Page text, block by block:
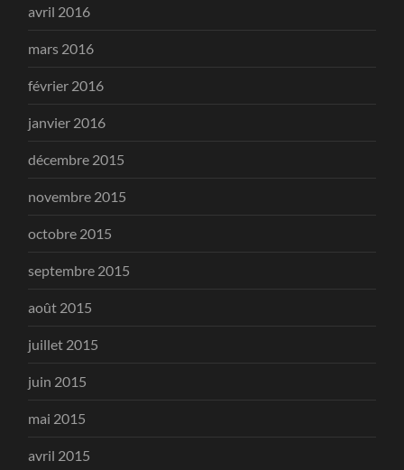
avril 2016
mars 2016
février 2016
janvier 2016
décembre 2015
novembre 2015
octobre 2015
septembre 2015
août 2015
juillet 2015
juin 2015
mai 2015
avril 2015